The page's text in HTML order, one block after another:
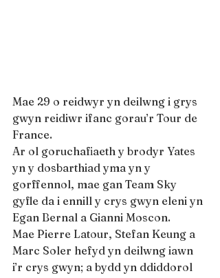
Mae 29 o reidwyr yn deilwng i grys
gwyn reidiwr ifanc gorau’r Tour de
France.
Ar ol goruchafiaeth y brodyr Yates
yn y dosbarthiad yma yn y
gorffennol, mae gan Team Sky
gyfle da i ennill y crys gwyn eleni yn
Egan Bernal a Gianni Moscon.
Mae Pierre Latour, Stefan Keung a
Marc Soler hefyd yn deilwng iawn
i’r crys gwyn; a bydd yn ddiddorol